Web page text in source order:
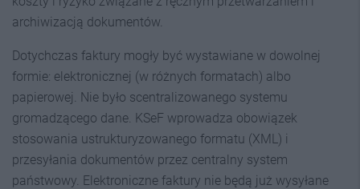
archiwizacją dokumentów.
Dotychczas faktury mogły być wystawiane w dowolnej
formie: elektronicznej (w różnych formatach) albo
papierowej. Nie było scentralizowanego systemu
gromadzącego dane. KSeF wprowadza obowiązek
stosowania ustrukturyzowanego formatu (XML) i
przesyłania dokumentów przez centralny system
państwowy. Elektroniczne faktury nie będą już wysyłane